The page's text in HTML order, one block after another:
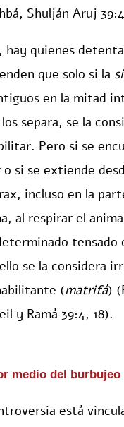
Shulján Aruj
quienes
que solo si la
en la mitad
separa, se la
Pero si se
si se extiende
incluso en la
al respirar el
tensado
se la considera
(matrifá)
y Ramá 39:4, 18).
medio del burbujeo
está